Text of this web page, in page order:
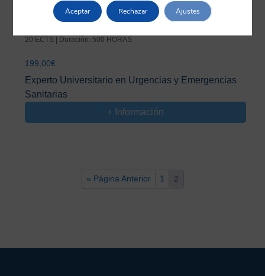
20 ECTS | Duración: 500 HORAS
199,00€
Experto Universitario en Urgencias y Emergencias
Sanitarias
+ Información
« Página Anterior 1 2
Aceptar Rechazar Ajustes